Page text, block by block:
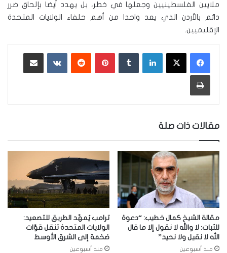
ملايين الفلسطينيين وجعلها في خطر، بل يهدد أيضا بإلحاق ضرر
دائم بالأردن الذي يعد واحدا من أهم حلفاء الولايات المتحدة
الإقليميين.
لينكدإن بينتيريست ‏VKontakte
طباعة
مقالات ذات صلة
مقالة الشيخ كمال خطيب: “دعوة
للثبات: لا والله لا نقول إلا ما قال
الله لا نقيل ولا نحيد”
منذ أسبوعين
ترامب يُمهّد الطريق للتصعيد:
الولايات المتحدة تنقل قوّات
ضخمة إلى الشرق الأوسط
منذ أسبوعين